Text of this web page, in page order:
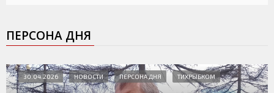
ПЕРСОНА ДНЯ
30.04.2026 НОВОСТИ ПЕРСОНА ДНЯ ТИХРЫБКОМ